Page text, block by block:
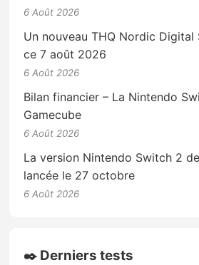
6 Août 2026
Un nouveau THQ Nordic Digital
ce 7 août 2026
6 Août 2026
Bilan financier – La Nintendo
Gamecube
6 Août 2026
La version Nintendo Switch 2
lancée le 27 octobre
6 Août 2026
✒️ Derniers tests